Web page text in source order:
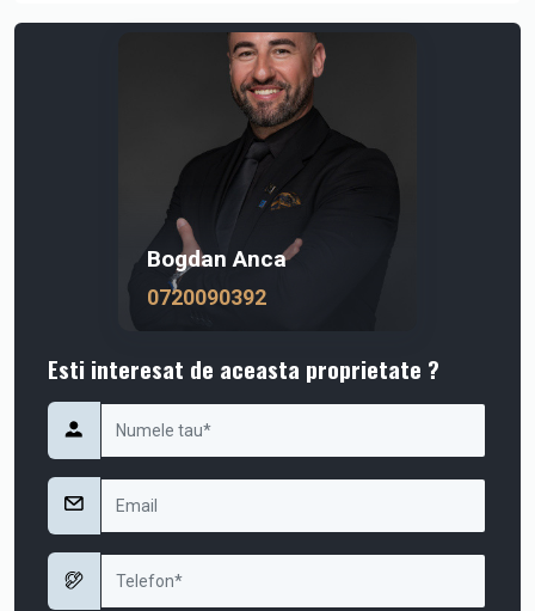
Bogdan Anca
0720090392
Esti interesat de aceasta proprietate ?